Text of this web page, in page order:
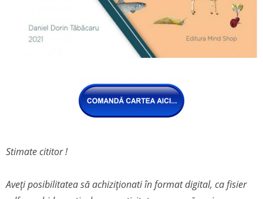
Stimate cititor !
Aveți posibilitatea să achiziționati în format digital, ca fisier